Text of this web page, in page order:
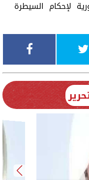
لإحكام السيطرة